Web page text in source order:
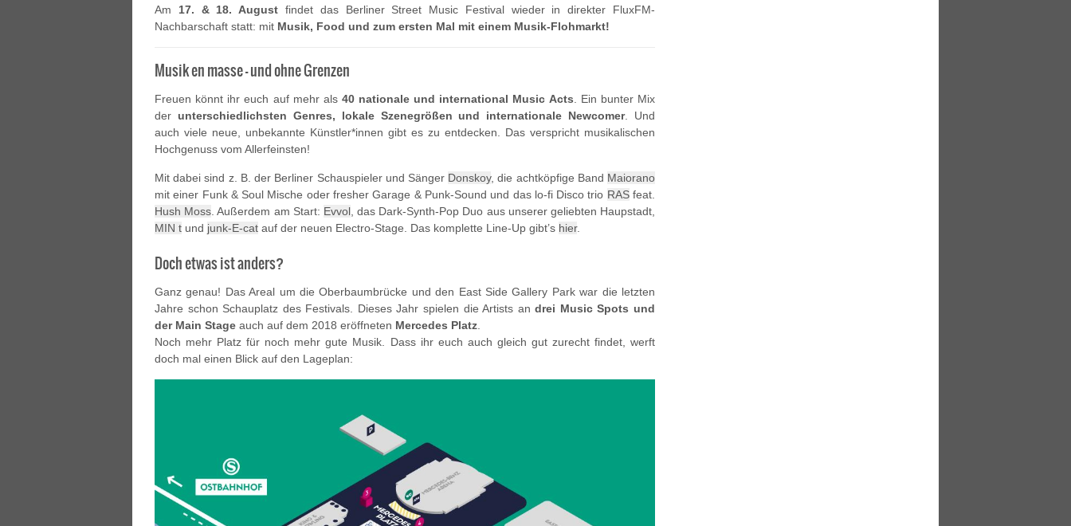
Am 17. & 18. August findet das Berliner Street Music Festival wieder in direkter FluxFM-
Nachbarschaft statt: mit Musik, Food und zum ersten Mal mit einem Musik-Flohmarkt!
Musik en masse – und ohne Grenzen
Freuen könnt ihr euch auf mehr als 40 nationale und international Music Acts . Ein bunter Mix
der unterschiedlichsten Genres, lokale Szenegrößen und internationale Newcomer. Und
auch viele neue, unbekannte Künstler*innen gibt es zu entdecken. Das verspricht musikalischen
Hochgenuss vom Allerfeinsten!
Mit dabei sind z. B. der Berliner Schauspieler und Sänger Donskoy, die achtköpfige Band Maiorano
mit einer Funk & Soul Mische oder fresher Garage & Punk-Sound und das lo-fi Disco trio RASfeat.
Hush Moss . Außerdem am Start: Evvol, das Dark-Synth-Pop Duo aus unserer geliebten Haupstadt,
MIN t und junk-E-cat auf der neuen Electro-Stage. Das komplette Line-Up gibt’s hier.
Doch etwas ist anders?
Ganz genau! Das Areal um die Oberbaumbrücke und den East Side Gallery Park war die letzten
Jahre schon Schauplatz des Festivals. Dieses Jahr spielen die Artists andrei Music Spots und
der Main Stage auch auf dem 2018 eröffneten Mercedes Platz
Noch mehr Platz für noch mehr gute Musik. Dass ihr euch auch gleich gut zurecht findet, werft
doch mal einen Blick auf den Lageplan: